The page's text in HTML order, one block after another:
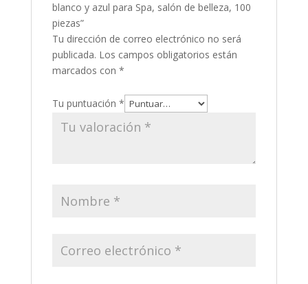
blanco y azul para Spa, salón de belleza, 100
piezas”
Tu dirección de correo electrónico no será
publicada. Los campos obligatorios están
marcados con *
Tu puntuación *